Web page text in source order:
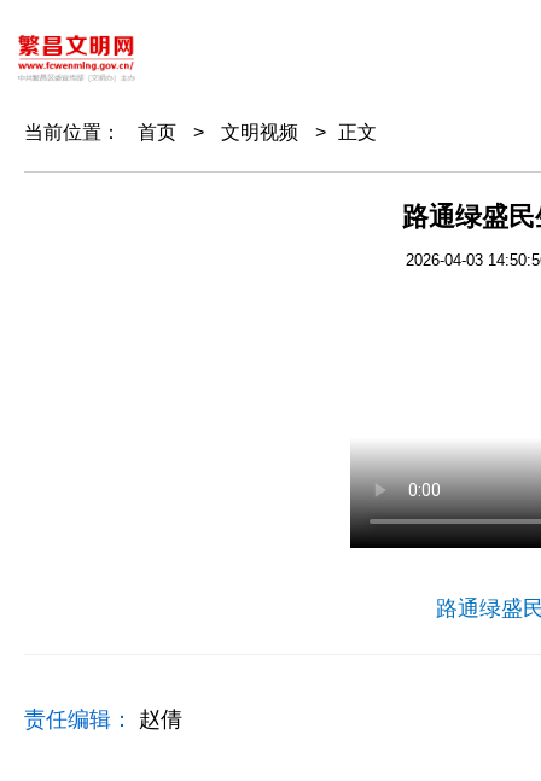
当前位置： 首页 > 文明视频 > 正文
路通绿盛
2026-04-03
路通绿盛
责任编辑： 赵倩